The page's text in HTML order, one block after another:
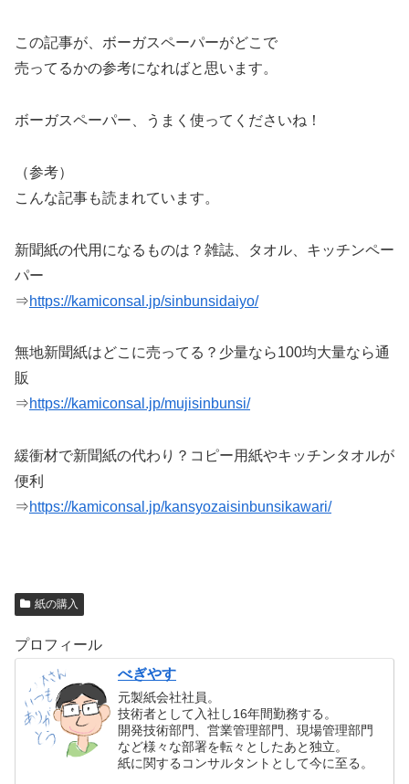
この記事が、ボーガスペーパーがどこで
売ってるかの参考になればと思います。
ボーガスペーパー、うまく使ってくださいね！
（参考）
こんな記事も読まれています。
新聞紙の代用になるものは？雑誌、タオル、キッチンペー
パー
⇒https://kamiconsal.jp/sinbunsidaiyo/
無地新聞紙はどこに売ってる？少量なら100均大量なら通
販
⇒https://kamiconsal.jp/mujisinbunsi/
緩衝材で新聞紙の代わり？コピー用紙やキッチンタオルが
便利
⇒https://kamiconsal.jp/kansyozaisinbunsikawari/
紙の購入
プロフィール
べぎやす
元製紙会社社員。
技術者として入社し16年間勤務する。
開発技術部門、営業管理部門、現場管理部門
など様々な部署を転々としたあと独立。
紙に関するコンサルタントとして今に至る。